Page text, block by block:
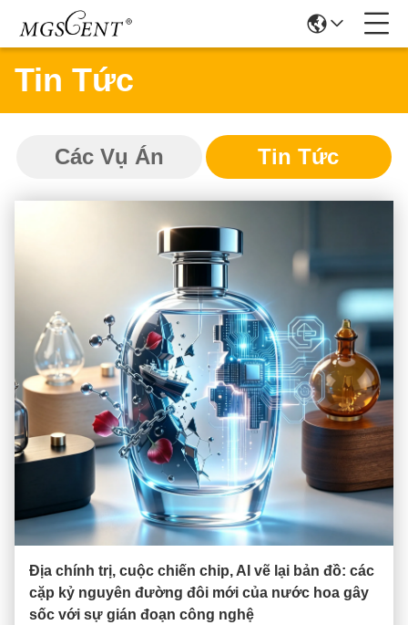
Tin Tức
Các Vụ Án Tin Tức
Địa chính trị, cuộc chiến chip, AI vẽ lại bản đồ: các
cặp kỷ nguyên đường đôi mới của nước hoa gây
sốc với sự gián đoạn công nghệ